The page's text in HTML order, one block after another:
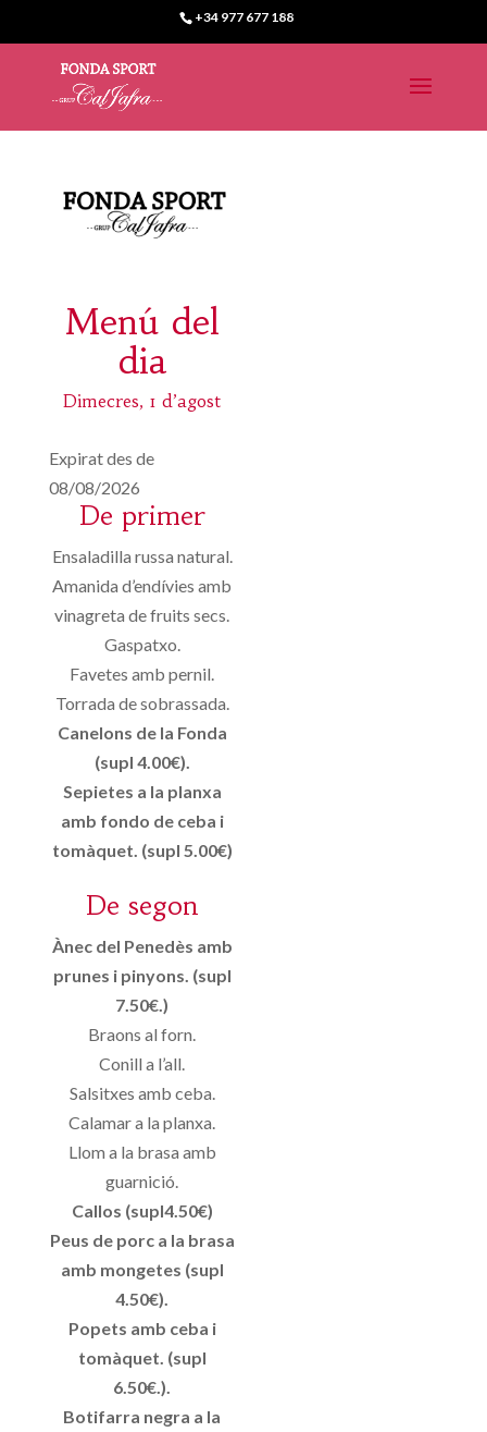
+34 977 677 188
Menú del
dia
Dimecres, 1 d’agost
Expirat des de
08/08/2026
De primer
Ensaladilla russa natural.
Amanida d’endívies amb
vinagreta de fruits secs.
Gaspatxo.
Favetes amb pernil.
Torrada de sobrassada.
Canelons de la Fonda
(supl 4.00€).
Sepietes a la planxa
amb fondo de ceba i
tomàquet. (supl 5.00€)
De segon
Ànec del Penedès amb
prunes i pinyons. (supl
7.50€.)
Braons al forn.
Conill a l’all.
Salsitxes amb ceba.
Calamar a la planxa.
Llom a la brasa amb
guarnició.
Callos (supl4.50€)
Peus de porc a la brasa
amb mongetes (supl
4.50€).
Popets amb ceba i
tomàquet. (supl
6.50€.).
Botifarra negra a la